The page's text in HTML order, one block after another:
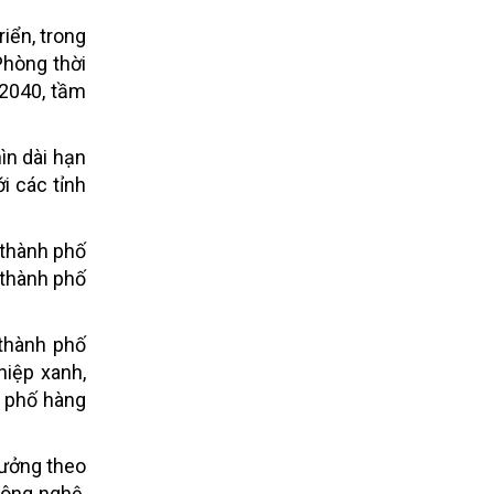
trong
thời
tầm
dài hạn
các tỉnh
phố
phố
phố
xanh,
hàng
theo